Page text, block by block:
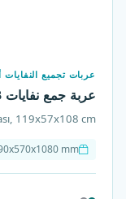
عربات تجميع النفايات
عربة جمع نفايات Alfacart 119×57×108
119x57x108 cm...
mm